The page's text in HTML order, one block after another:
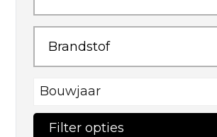
CONTACT
Bouwjaar
Filter opties